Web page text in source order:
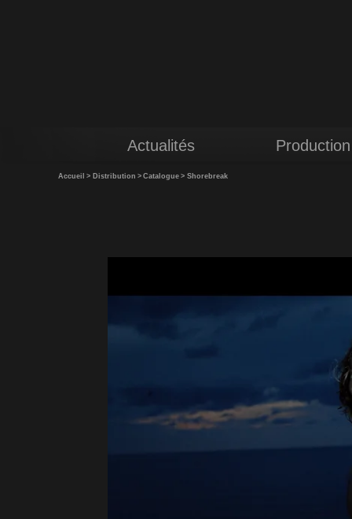
Actualités Production
Accueil > Distribution > Catalogue > Shorebreak